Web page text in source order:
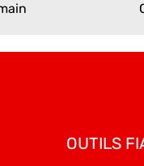
OUTILS